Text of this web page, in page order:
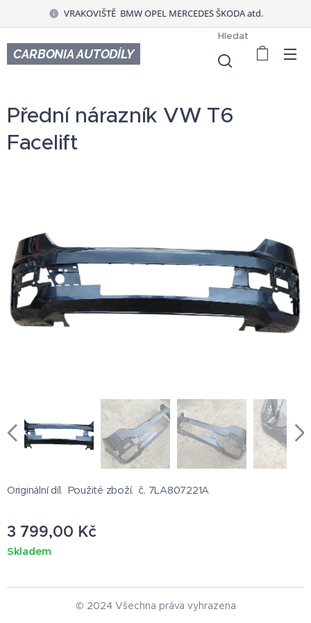
VRAKOVIŠTĚ BMW OPEL MERCEDES ŠKODA atd.
CARBONIA AUTODÍLY
Hledat
Přední nárazník VW T6
Facelift
Originální díl. Použité zboží. č. 7LA807221A
3 799,00 Kč
Skladem
© 2024 Všechna práva vyhrazena